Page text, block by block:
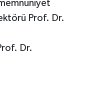
Prof. Dr.
Dr.